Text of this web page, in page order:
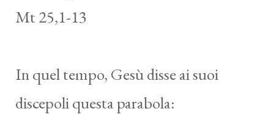
Mt 25,1-13
In quel tempo, Gesù disse ai suoi
discepoli questa parabola: